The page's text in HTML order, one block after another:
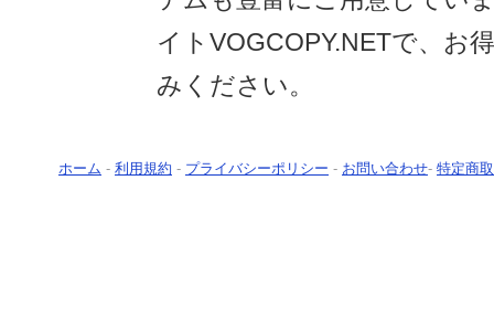
イトVOGCOPY.NETで、お
みください。
ホーム - 利用規約 - プライバシーポリシー - お問い合わせ- 特定商